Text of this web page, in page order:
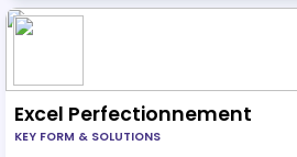
Excel Perfectionnement
KEY FORM & SOLUTIONS